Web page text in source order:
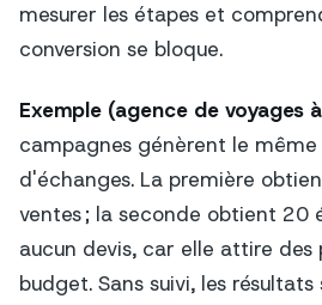
mesurer les étapes et
conversion se bloque.
Exemple (agence de voyages
campagnes génèrent le
d'échanges. La première
ventes ; la seconde obtient 20
aucun devis, car elle attire des
budget. Sans suivi, les